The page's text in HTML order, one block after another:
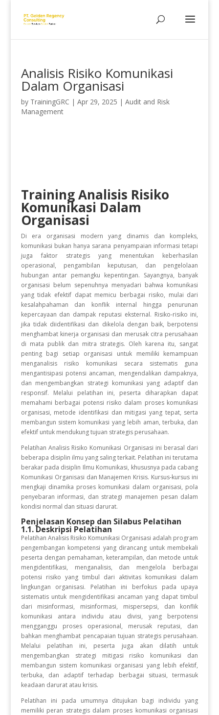
Analisis Risiko Komunikasi
Dalam Organisasi
by TrainingGRC | Apr 29, 2025 | Audit and Risk
Management
Training Analisis Risiko
Komunikasi Dalam
Organisasi
Di era organisasi modern yang dinamis dan kompleks,
komunikasi bukan hanya sarana penyampaian informasi tetapi
juga faktor strategis yang menentukan keberhasilan
operasional, pengambilan keputusan, dan pengelolaan
hubungan antar pemangku kepentingan. Sayangnya, banyak
organisasi belum sepenuhnya menyadari bahwa komunikasi
yang tidak efektif dapat memicu berbagai risiko, mulai dari
kesalahpahaman dan konflik internal hingga penurunan
kepercayaan dan dampak reputasi eksternal. Risiko-risiko ini,
jika tidak diidentifikasi dan dikelola dengan baik, berpotensi
menghambat kinerja organisasi dan merusak citra perusahaan
di mata publik dan mitra strategis. Oleh karena itu, sangat
penting bagi setiap organisasi untuk memiliki kemampuan
menganalisis risiko komunikasi secara sistematis guna
mengantisipasi potensi ancaman, mengendalikan dampaknya,
dan mengembangkan strategi komunikasi yang adaptif dan
responsif. Melalui pelatihan ini, peserta diharapkan dapat
memahami berbagai potensi risiko dalam proses komunikasi
organisasi, metode identifikasi dan mitigasi yang tepat, serta
membangun sistem komunikasi yang lebih aman, terbuka, dan
efektif untuk mendukung tujuan strategis perusahaan.
Pelatihan Analisis Risiko Komunikasi Organisasi ini berasal dari
beberapa disiplin ilmu yang saling terkait. Pelatihan ini terutama
berakar pada disiplin Ilmu Komunikasi, khususnya pada cabang
Komunikasi Organisasi dan Manajemen Krisis. Kursus-kursus ini
mengkaji dinamika proses komunikasi dalam organisasi, pola
penyebaran informasi, dan strategi manajemen pesan dalam
kondisi normal dan situasi darurat.
Penjelasan Konsep dan Silabus Pelatihan
1.1. Deskripsi Pelatihan
Pelatihan Analisis Risiko Komunikasi Organisasi adalah program
pengembangan kompetensi yang dirancang untuk membekali
peserta dengan pemahaman, keterampilan, dan metode untuk
mengidentifikasi, menganalisis, dan mengelola berbagai
potensi risiko yang timbul dari aktivitas komunikasi dalam
lingkungan organisasi. Pelatihan ini berfokus pada upaya
sistematis untuk mengidentifikasi ancaman yang dapat timbul
dari misinformasi, misinformasi, mispersepsi, dan konflik
komunikasi antara individu atau divisi, yang berpotensi
mengganggu proses operasional, merusak reputasi, dan
bahkan menghambat pencapaian tujuan strategis perusahaan.
Melalui pelatihan ini, peserta juga akan dilatih untuk
mengembangkan strategi mitigasi risiko komunikasi dan
membangun sistem komunikasi organisasi yang lebih efektif,
terbuka, dan adaptif terhadap berbagai situasi, termasuk
keadaan darurat atau krisis.
Pelatihan ini pada umumnya ditujukan bagi individu yang
memiliki peran strategis dalam proses komunikasi organisasi